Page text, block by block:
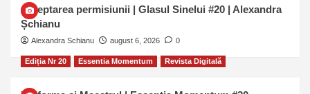
Așteptarea permisiunii | Glasul Sinelui #20 | Alexandra
Șchianu
Alexandra Schianu august 6, 2026 0
Ediția Nr 20 Essentia Momentum Revista Digitală